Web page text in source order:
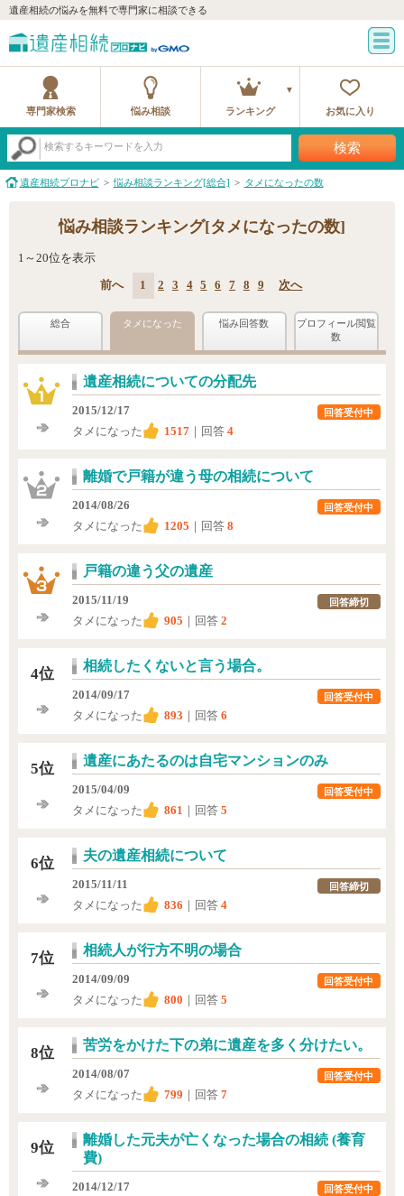
遺産相続の悩みを無料で専門家に相談できる
専門家検索 悩み相談 ランキング お気に入り
検索するキーワードを入力 検索
遺産相続プロナビ 悩み相談ランキング[総合] タメになったの数
悩み相談ランキング[タメになったの数]
1～20位を表示
前へ 1 2 3 4 5 6 7 8 9 次へ
総合 タメになった 悩み回答数
プロフィール閲覧
数
遺産相続についての分配先
2015/12/17
タメになった
1517 ｜回答 4
回答受付中
離婚で戸籍が違う母の相続について
2014/08/26
タメになった
1205 ｜回答 8
回答受付中
戸籍の違う父の遺産
2015/11/19
タメになった
905 ｜回答 2
回答締切
4位 相続したくないと言う場合。
2014/09/17
タメになった
893 ｜回答 6
回答受付中
5位 遺産にあたるのは自宅マンションのみ
2015/04/09
タメになった
861 ｜回答 5
回答受付中
6位 夫の遺産相続について
2015/11/11
タメになった
836 ｜回答 4
回答締切
7位 相続人が行方不明の場合
2014/09/09
タメになった
800 ｜回答 5
回答受付中
8位 苦労をかけた下の弟に遺産を多く分けたい。
2014/08/07
タメになった
799 ｜回答 7
回答受付中
9位
離婚した元夫が亡くなった場合の相続 (養育
費)
2014/12/17
回答受付中